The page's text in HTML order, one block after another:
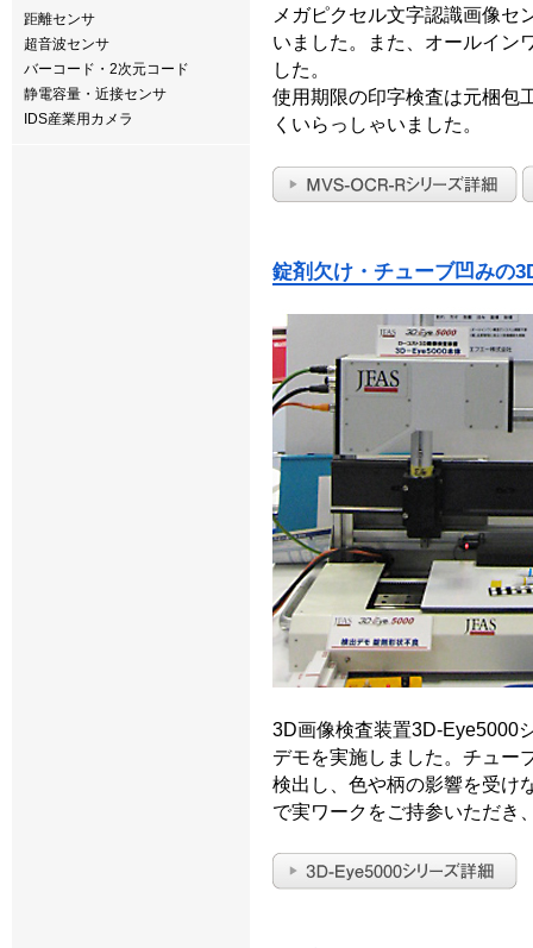
距離センサ
超音波センサ
バーコード・2次元コード
静電容量・近接センサ
IDS産業用カメラ
メガピクセル文字認識画像セ
いました。また、オールイン
した。
使用期限の印字検査は元梱包
くいらっしゃいました。
錠剤欠け・チューブ凹みの
3D画像検査装置3D-Eye5000
デモを実施しました。チュー
検出し、色や柄の影響を受け
で実ワークをご持参いただき